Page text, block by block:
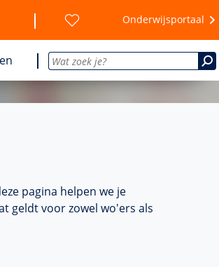
Onderwijsportaal
pagina helpen we je
geldt voor zowel wo'ers als